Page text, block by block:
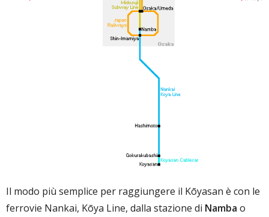
Il modo più semplice per raggiungere il Kōyasan è con le
ferrovie Nankai, Kōya Line, dalla stazione di Namba o